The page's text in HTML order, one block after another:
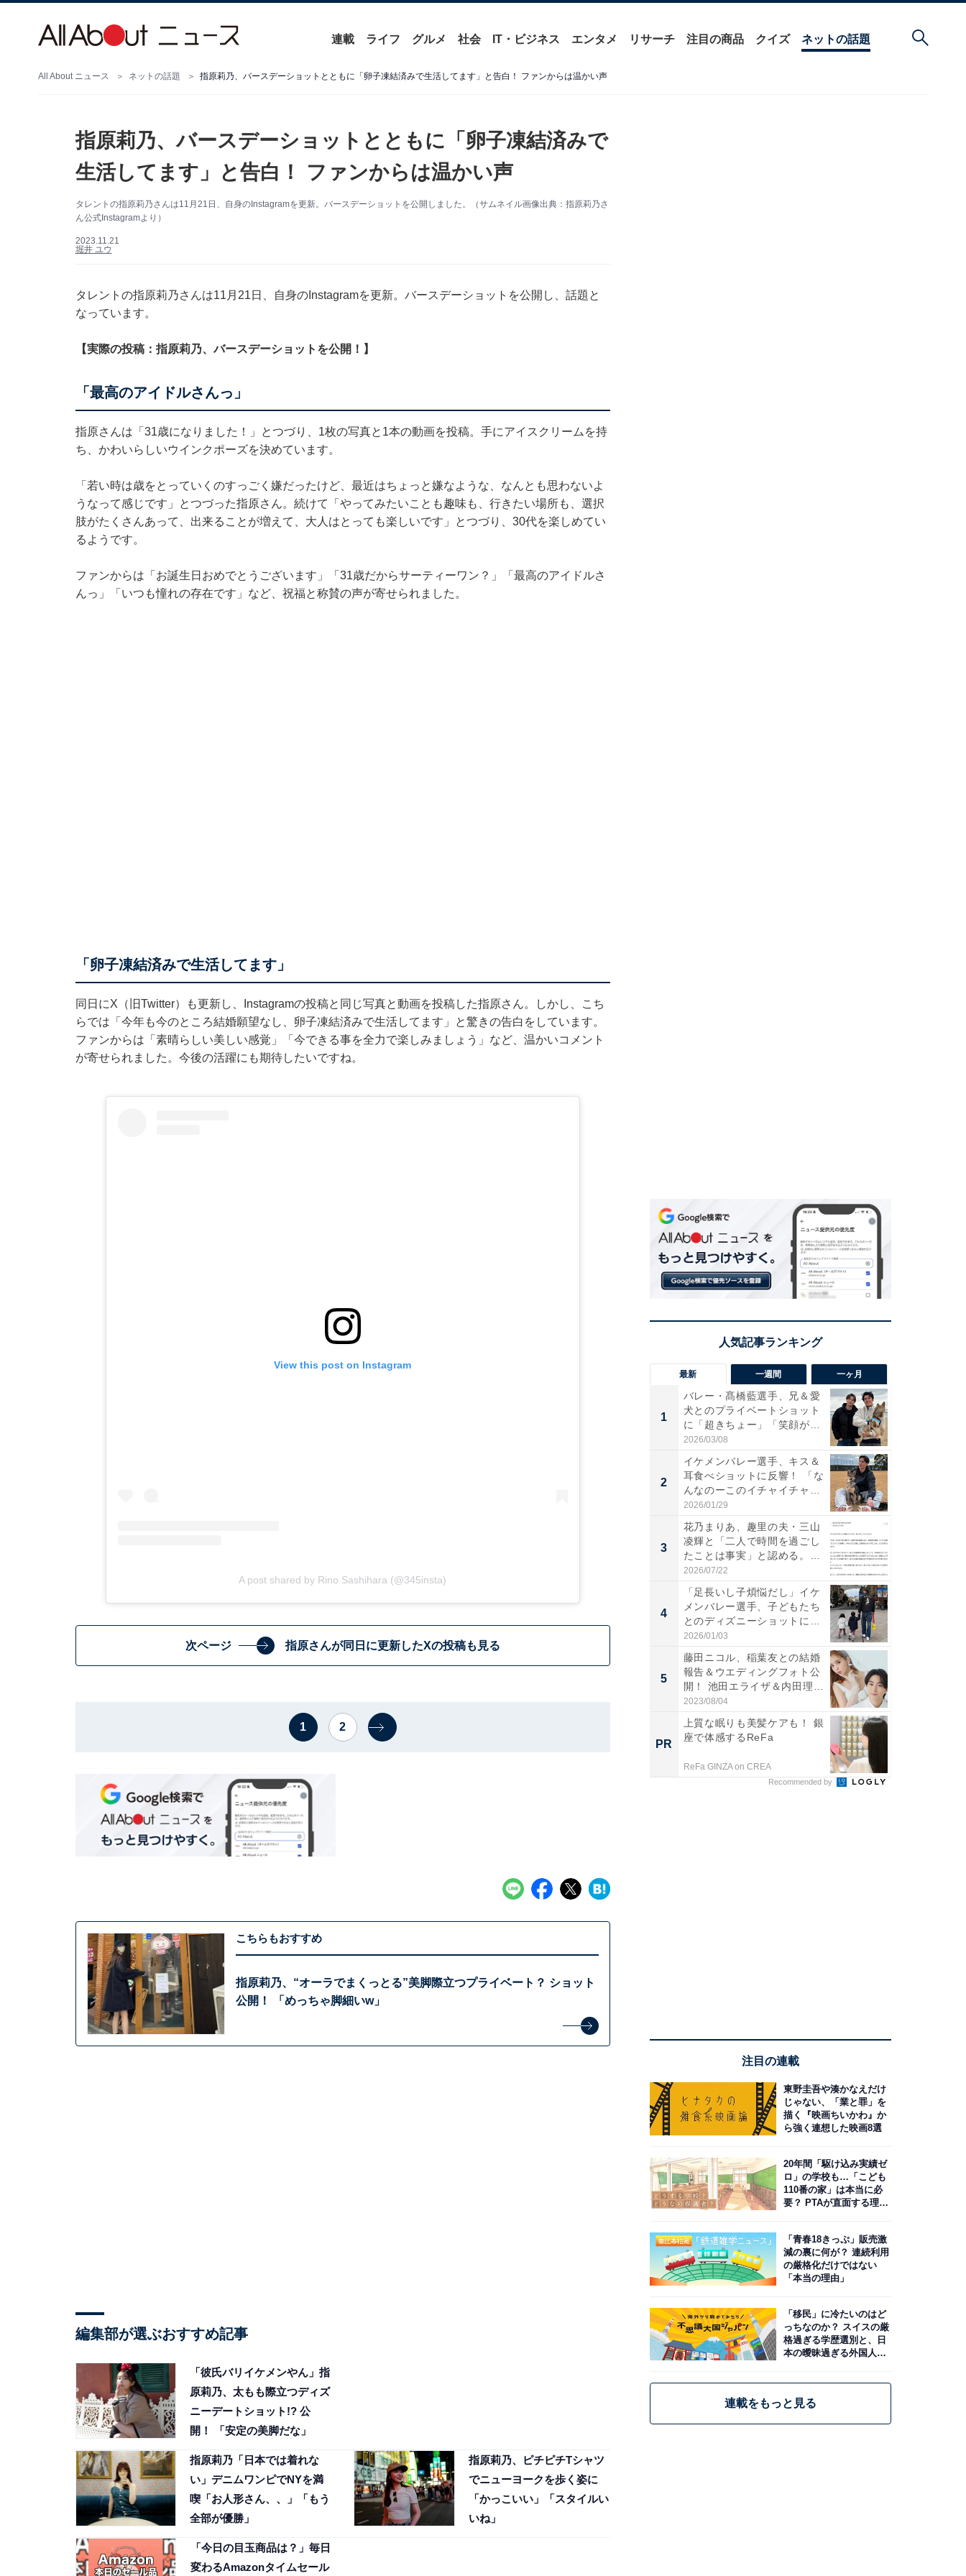
連載 ライフ グルメ 社会 IT・ビジネス エンタメ リサーチ 注目の商品 クイズ ネットの話題
All About ニュース ネットの話題 指原莉乃、バースデーショットとともに「卵子凍結済みで生活してます」と告白！ ファンからは温かい声
指原莉乃、バースデーショットとともに「卵子凍結済みで
生活してます」と告白！ ファンからは温かい声
タレントの指原莉乃さんは11月21日、自身のInstagramを更新。バースデーショットを公開しました。（サムネイル画像出典：指原莉乃さ
ん公式Instagramより）
2023.11.21
堀井 ユウ
タレントの指原莉乃さんは11月21日、自身のInstagramを更新。バースデーショットを公開し、話題と
なっています。
【実際の投稿：指原莉乃、バースデーショットを公開！】
「最高のアイドルさんっ」
指原さんは「31歳になりました！」とつづり、1枚の写真と1本の動画を投稿。手にアイスクリームを持
ち、かわいらしいウインクポーズを決めています。
「若い時は歳をとっていくのすっごく嫌だったけど、最近はちょっと嫌なような、なんとも思わないよ
うなって感じです」とつづった指原さん。続けて「やってみたいことも趣味も、行きたい場所も、選択
肢がたくさんあって、出来ることが増えて、大人はとっても楽しいです」とつづり、30代を楽しめてい
るようです。
ファンからは「お誕生日おめでとうございます」「31歳だからサーティーワン？」「最高のアイドルさ
んっ」「いつも憧れの存在です」など、祝福と称賛の声が寄せられました。
「卵子凍結済みで生活してます」
同日にX（旧Twitter）も更新し、Instagramの投稿と同じ写真と動画を投稿した指原さん。しかし、こち
らでは「今年も今のところ結婚願望なし、卵子凍結済みで生活してます」と驚きの告白をしています。
ファンからは「素晴らしい美しい感覚」「今できる事を全力で楽しみましょう」など、温かいコメント
が寄せられました。今後の活躍にも期待したいですね。
View this post on Instagram
A post shared by Rino Sashihara (@345insta)
次ページ 指原さんが同日に更新したXの投稿も見る
1 2
こちらもおすすめ
指原莉乃、“オーラでまくっとる”美脚際立つプライベート？ ショット
公開！ 「めっちゃ脚細いw」
編集部が選ぶおすすめ記事
「彼氏バリイケメンやん」指
原莉乃、太もも際立つディズ
ニーデートショット!? 公
開！ 「安定の美脚だな」
指原莉乃「日本では着れな
い」デニムワンピでNYを満
喫「お人形さん、、」「もう
全部が優勝」
指原莉乃、ピチピチTシャツ
でニューヨークを歩く姿に
「かっこいい」「スタイルい
いね」
「今日の目玉商品は？」毎日
変わるAmazonタイムセール
最新 一週間 一ヶ月
1
バレー・髙橋藍選手、兄＆愛
犬とのプライベートショット
に「超きちょー」「笑顔が見
れ...
2026/03/08
2
イケメンバレー選手、キス＆
耳食べショットに反響！ 「な
んなのーこのイチャイチャ
感...
2026/01/29
3
花乃まりあ、趣里の夫・三山
凌輝と「二人で時間を過ごし
たことは事実」と認める。
「不...
2026/07/22
4
「足長いし子煩悩だし」イケ
メンバレー選手、子どもたち
とのディズニーショットに
「か...
2026/01/03
5
藤田ニコル、稲葉友との結婚
報告＆ウエディングフォト公
開！ 池田エライザ＆内田理
央...
2023/08/04
PR
上質な眠りも美髪ケアも！ 銀
座で体感するReFa
ReFa GINZA on CREA
Recommended by
注目の連載
東野圭吾や湊かなえだけ
じゃない、「業と罪」を
描く『映画ちいかわ』か
ら強く連想した映画8選
20年間「駆け込み実績ゼ
ロ」の学校も…「こども
110番の家」は本当に必
要？ PTAが直面する理想
「青春18きっぷ」販売激
減の裏に何が？ 連続利用
の厳格化だけではない
「本当の理由」
「移民」に冷たいのはど
っちなのか？ スイスの厳
格過ぎる学歴選別と、日
本の曖昧過ぎる外国人政
連載をもっと見る